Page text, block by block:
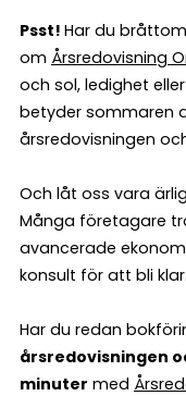
Psst! Har du
om Årsredovisning
och sol, ledighet
betyder sommaren
årsredovisningen
Och låt oss vara
Många företagare
avancerade
konsult för att bli
Har du redan
årsredovisningen
minuter med